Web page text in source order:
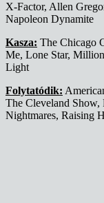
X-Factor, Allen
Napoleon Dynamite
Kasza: The Chicago
Me, Lone Star,
Light
Folytatódik:
The Cleveland
Nightmares, Raising